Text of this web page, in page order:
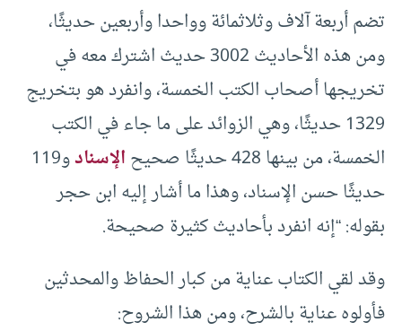
تضم أربعة آلاف وثلاثمائة وواحدا وأربعين حديثًا،
ومن هذه الأحاديث 3002 حديث اشترك معه في
تخريجها أصحاب الكتب الخمسة، وانفرد هو بتخريج
1329 حديثًا، وهي الزوائد على ما جاء في الكتب
الخمسة، من بينها 428 حديثًا صحيح
الإسناد و119
حديثًا حسن الإسناد، وهذا ما أشار إليه ابن حجر
بقوله: “إنه انفرد بأحاديث كثيرة صحيحة.
وقد لقي الكتاب عناية من كبار الحفاظ والمحدثين
فأولوه عناية بالشرح، ومن هذا الشروح: